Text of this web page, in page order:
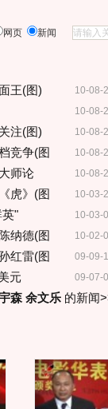
网页 新闻
10-08-
王(图)
10-08-
10-08-
注(图)
10-08-
竞争(图
10-08-
师论
10-03-
虎》(图
10-03-
"
10-02-
纳德(图
09-09-
红雷(图
09-07-
元
森 余文乐的新闻